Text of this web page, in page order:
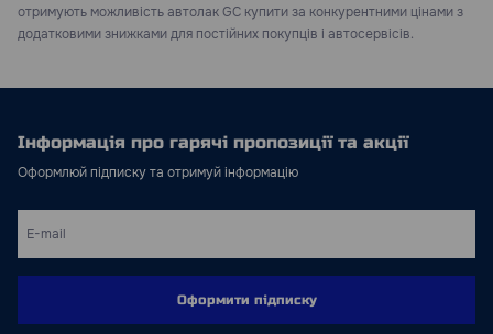
отримують можливість автолак GC купити за конкурентними цінами з
додатковими знижками для постійних покупців і автосервісів.
Інформація про гарячі пропозиції та акції
Оформлюй підписку та отримуй інформацію
Оформити підписку